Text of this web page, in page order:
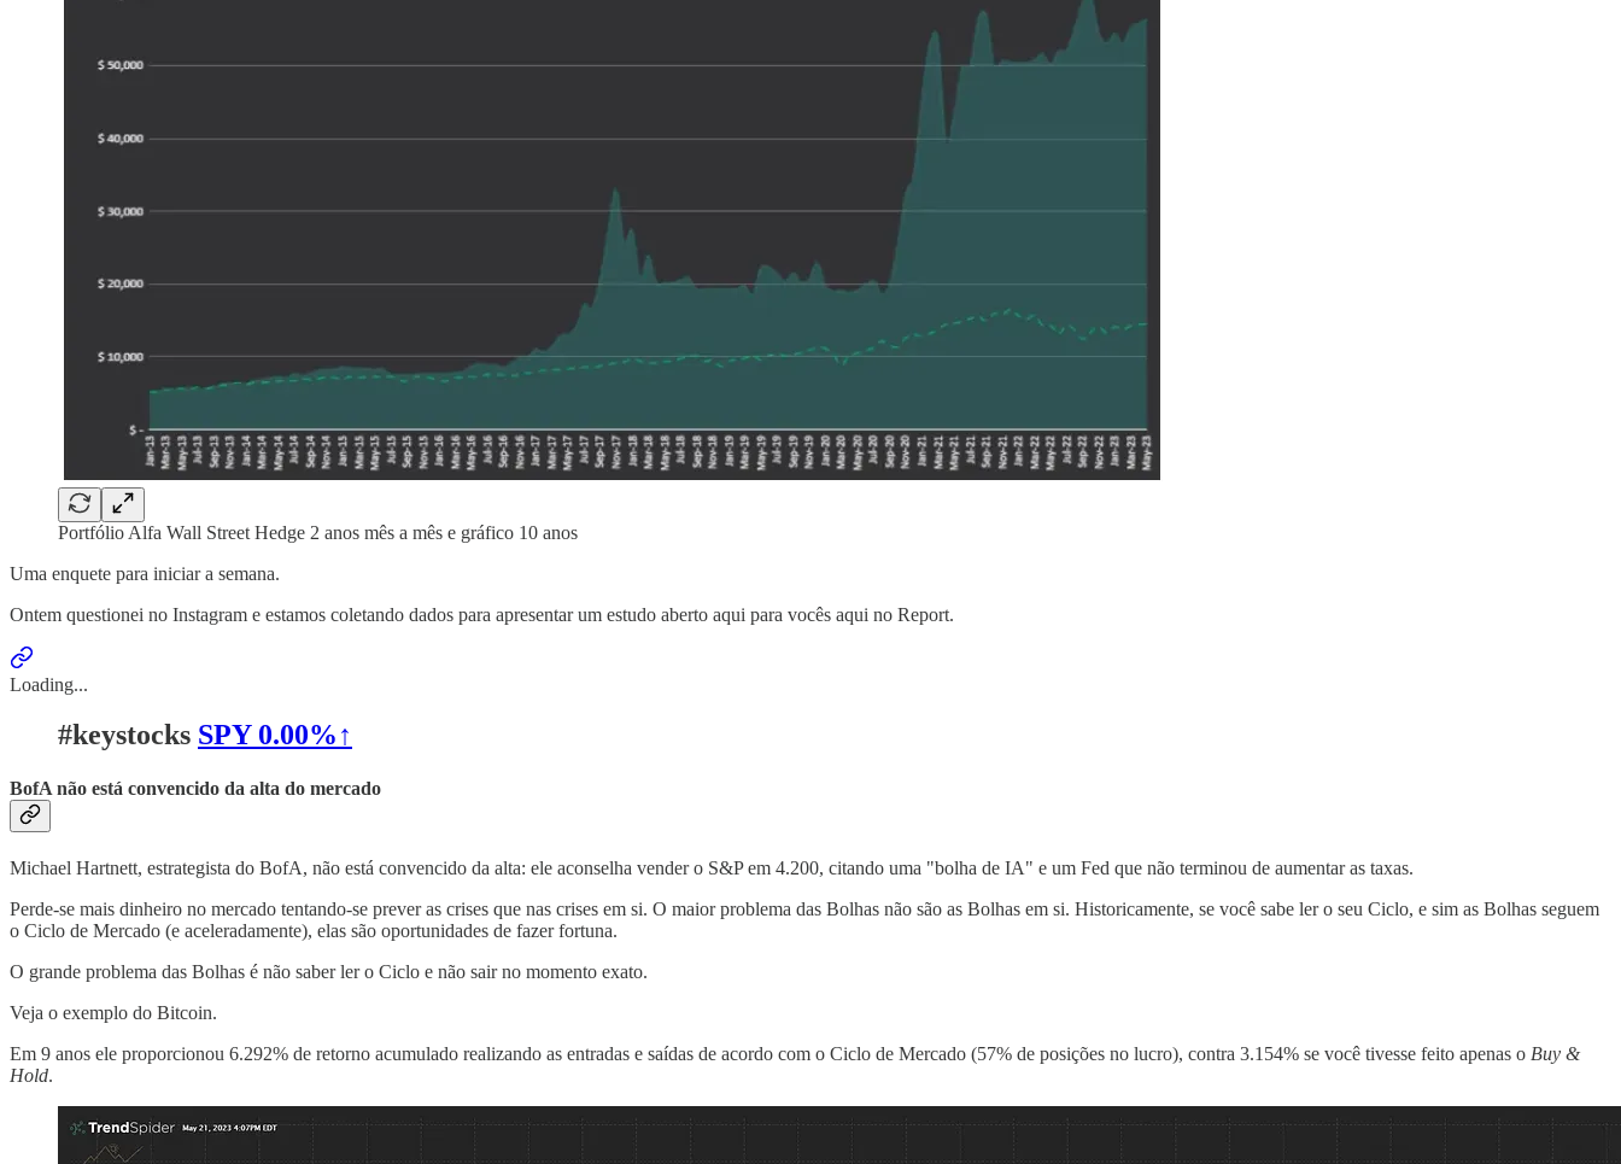
Portfólio Alfa Wall Street Hedge 2 anos mês a mês e gráfico 10 anos
Uma enquete para iniciar a semana.
Ontem questionei no Instagram e estamos coletando dados para apresentar um estudo aberto aqui para vocês aqui no Report.
Loading...
#keystocks SPY 0.00%↑
BofA não está convencido da alta do mercado
Michael Hartnett, estrategista do BofA, não está convencido da alta: ele aconselha vender o S&P em 4.200, citando uma "bolha de IA" e um Fed que não terminou de aumentar as taxas.
Perde-se mais dinheiro no mercado tentando-se prever as crises que nas crises em si. O maior problema das Bolhas não são as Bolhas em si. Historicamente, se você sabe ler o seu Ciclo, e sim as Bolhas seguem
o Ciclo de Mercado (e aceleradamente), elas são oportunidades de fazer fortuna.
O grande problema das Bolhas é não saber ler o Ciclo e não sair no momento exato.
Veja o exemplo do Bitcoin.
Em 9 anos ele proporcionou 6.292% de retorno acumulado realizando as entradas e saídas de acordo com o Ciclo de Mercado (57% de posições no lucro), contra 3.154% se você tivesse feito apenas o Buy &
Hold.